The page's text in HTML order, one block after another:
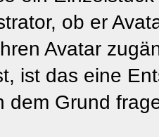
ob er
Avatar
ist das eine
dem Grund